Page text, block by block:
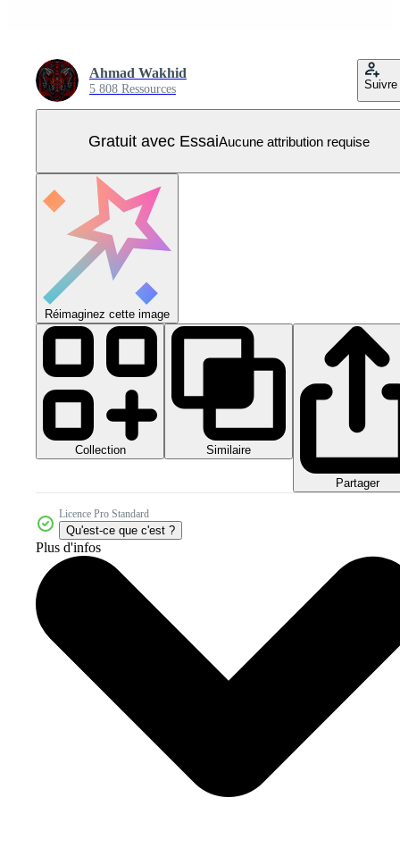
Ahmad Wakhid
5 808 Ressources Suivre
Gratuit avec EssaiAucune attribution requise
Réimaginez cette image
Collection Similaire
Partager
Licence Pro Standard
Qu'est-ce que c'est ?
Plus d'infos